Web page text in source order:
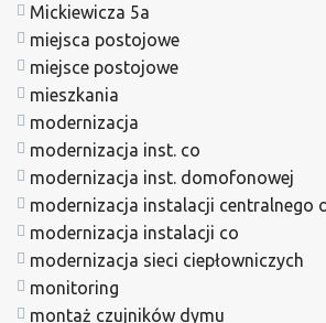
Mickiewicza 5a
miejsca postojowe
miejsce postojowe
mieszkania
modernizacja
modernizacja inst. co
modernizacja inst. domofonowej
modernizacja instalacji centralnego
modernizacja instalacji co
modernizacja sieci ciepłowniczych
monitoring
montaż czujników dymu